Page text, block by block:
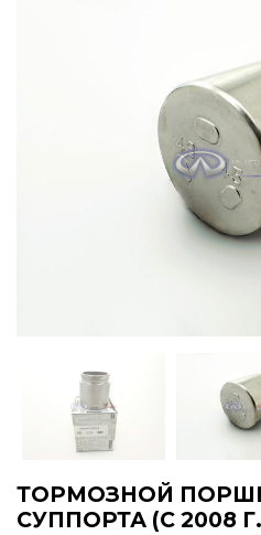
ТОРМОЗНОЙ
СУППОРТА (С 2008